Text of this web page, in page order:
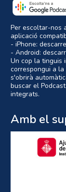
Per escoltar-nos
aplicació
- iPhone:
- Android:
Un cop la tinguis
correspongui a la
s'obrirà
buscar el
integrats.
Amb el